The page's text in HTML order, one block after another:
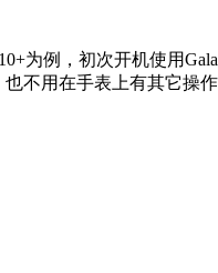
为例，初次开机使用
不用在手表上有其它操